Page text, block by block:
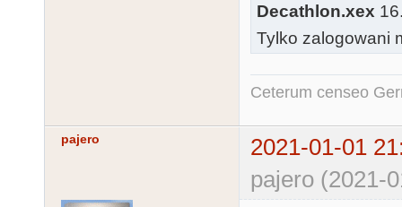
Decathlon.xex
Tylko zalogowani
Ceterum censeo
pajero
2021-01-01
pajero (2021-